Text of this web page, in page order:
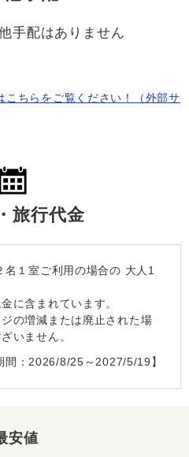
手配はありません
ちらをご覧ください！（外部サ
旅行代金
名１室 ご利用の場合の 大人1
に含まれています。
の増減または廃止された場
いません。
間：2026/8/25～2027/5/19】
安値